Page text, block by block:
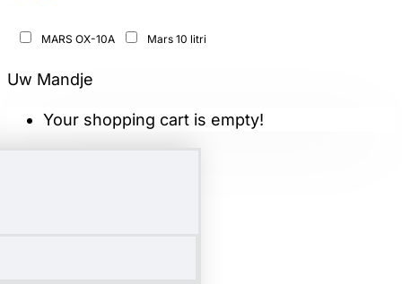
MARS OX-10A Mars 10 litri
Uw Mandje
Your shopping cart is empty!